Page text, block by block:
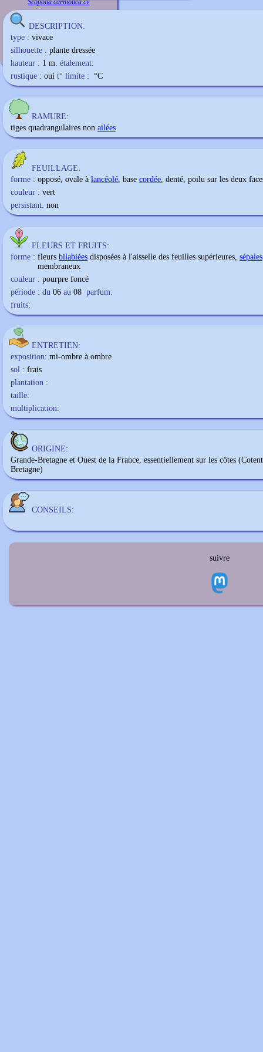
Scopolia carniolica cv
DESCRIPTION:
type : vivace
silhouette : plante dressée
hauteur : 1 m. étalement:
rustique : oui t° limite : °C
RAMURE:
tiges quadrangulaires non ailées
FEUILLAGE:
forme : opposé, ovale à lancéolé, base cordée, denté, poilu sur les deux
couleur : vert
persistant: non
FLEURS ET FRUITS:
forme : fleurs bilabiées disposées à l'aisselle des feuilles supérieures, sépales
membraneux
couleur : pourpre foncé
période : du 06 au 08 parfum:
fruits:
ENTRETIEN:
exposition: mi-ombre à ombre
sol : frais
plantation :
taille:
multiplication:
ORIGINE:
Grande-Bretagne et Ouest de la France, essentiellement sur les côtes
Bretagne)
CONSEILS:
suivre